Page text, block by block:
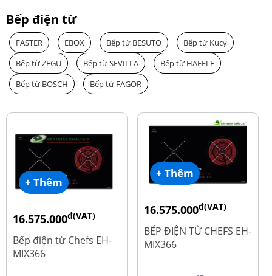
Bếp điện từ
FASTER EBOX Bếp từ BESUTO
Bếp từ Kucy
Bếp từ ZEGU
Bếp từ SEVILLA
Bếp từ HAFELE
Bếp từ BOSCH
Bếp từ FAGOR
+ Thêm
16.575.000đ(VAT)
19.500.000
Bếp điện từ Chefs EH-
MIX366
+ Thêm
16.575.000đ(VAT)
19.500.000
BẾP ĐIỆN TỪ CHEFS EH-
MIX366